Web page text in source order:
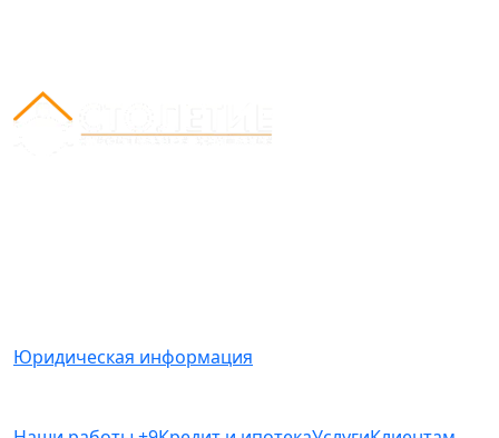
Юридическая информация